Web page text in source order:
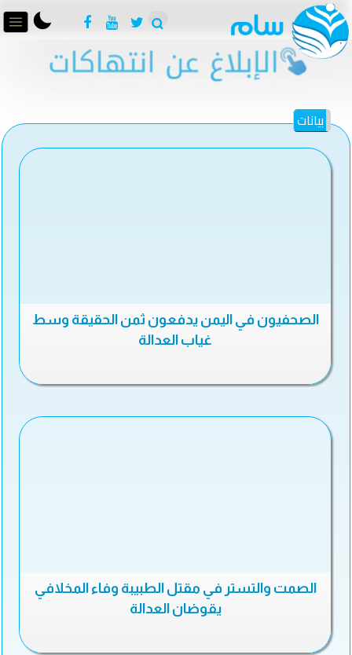
بيانات
الصحفيون في اليمن يدفعون ثمن الحقيقة وسط
غياب العدالة
الصمت والتستر في مقتل الطبيبة وفاء المخلافي
يقوضان العدالة